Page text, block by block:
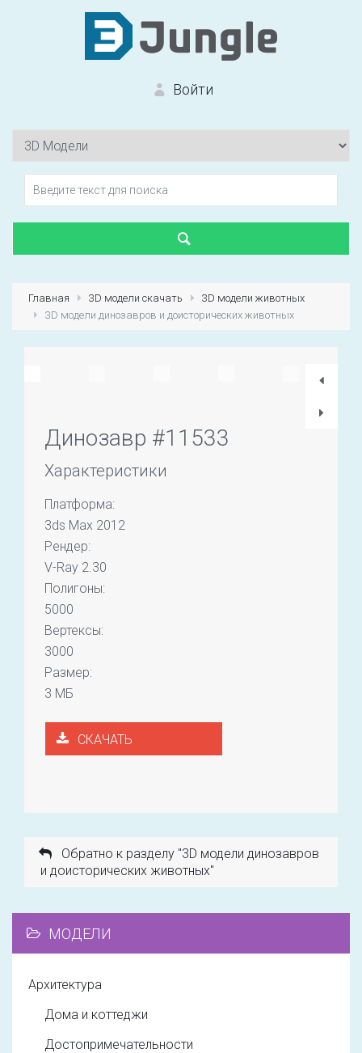
Войти
Первый раз? Зарегистрироваться
Главная 3D модели скачать
3D модели животных
3D модели динозавров и доисторических животных
Динозавр #11533
Характеристики
Платформа:
3ds Max 2012
Рендер:
V-Ray 2.30
Полигоны:
5000
Вертексы:
3000
Размер:
3 МБ
СКАЧАТЬ
Обратно к разделу "3D модели динозавров
и доисторических животных"
МОДЕЛИ
Архитектура
Дома и коттеджи
Достопримечательности